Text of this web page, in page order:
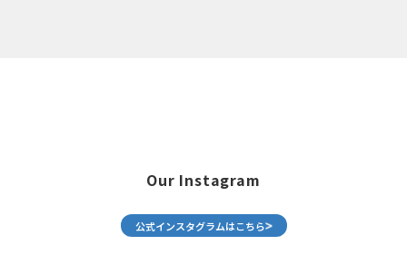
Our Instagram
公式インスタグラムはこちら